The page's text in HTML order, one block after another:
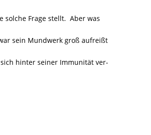
solche Frage stellt. Aber was
sein Mundwerk groß aufreißt
hinter seiner Immunität ver-